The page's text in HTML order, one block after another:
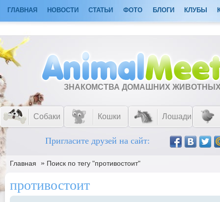
ГЛАВНАЯ НОВОСТИ СТАТЬИ ФОТО БЛОГИ КЛУБЫ
ЗНАКОМСТВА ДОМАШНИХ
Собаки Кошки Лошади
Пригласите друзей на сайт:
Главная » Поиск по тегу "противостоит"
противостоит